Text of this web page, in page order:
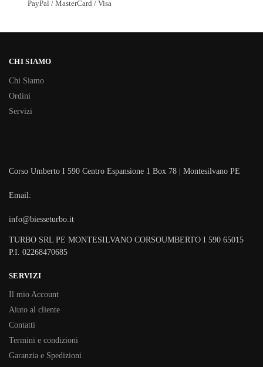
PayPal / MasterCard / Visa
CHI SIAMO
Chi Siamo
Ordini
Servizi
Corso Umberto I 590 Centro Espansione 1 Box 78 | Montesilvano PE
Email:
info@biesseturbo.it
TURBO SRL PE MONTESILVANO CORSOUMBERTO I 590 65015
P.I. 02268470685
SERVIZI
Il mio Account
Aiuto al cliente
Contatti
Termini e condizioni
Garanzia e Spedizioni